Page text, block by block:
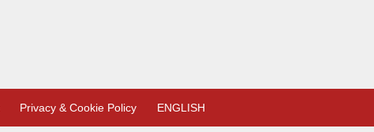
Privacy & Cookie Policy ENGLISH